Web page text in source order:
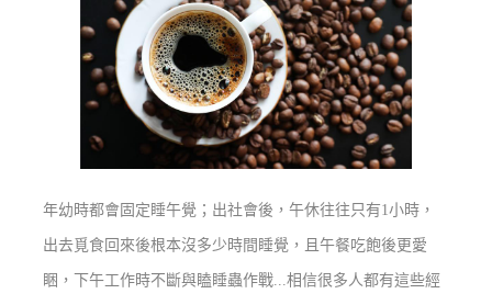
年幼時都會固定睡午覺；出社會後，午休往往只有1小時，
出去覓食回來後根本沒多少時間睡覺，且午餐吃飽後更愛
睏，下午工作時不斷與瞌睡蟲作戰...相信很多人都有這些經